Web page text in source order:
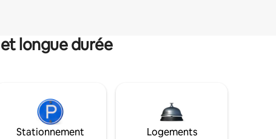
longue durée
Stationnement
Logements